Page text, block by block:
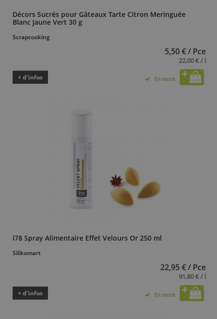
Décors Sucrés pour Gâteaux Tarte Citron Meringuée
Blanc Jaune Vert 30 g
Scrapcooking
5,50 € / Pce
22,00 € / l
+ d’infos En stock
i78 Spray Alimentaire Effet Velours Or 250 ml
Silikomart
22,95 € / Pce
91,80 € / l
+ d’infos En stock